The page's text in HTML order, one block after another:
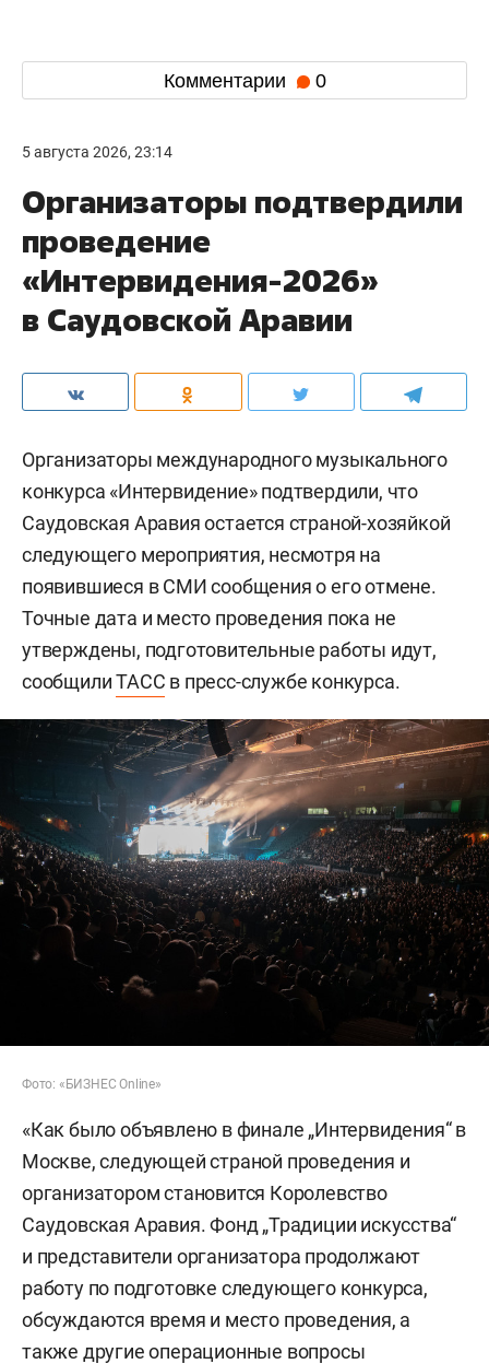
Комментарии 0
5 августа 2026, 23:14
Организаторы подтвердили
проведение
«Интервидения-2026»
в Саудовской Аравии
Организаторы международного музыкального
конкурса «Интервидение» подтвердили, что
Саудовская Аравия остается страной-хозяйкой
следующего мероприятия, несмотря на
появившиеся в СМИ сообщения о его отмене.
Точные дата и место проведения пока не
утверждены, подготовительные работы идут,
сообщилиТАСС в пресс-службе конкурса.
Фото: «БИЗНЕС Online»
«Как было объявлено в финале „Интервидения“ в
Москве, следующей страной проведения и
организатором становится Королевство
Саудовская Аравия. Фонд „Традиции искусства“
и представители организатора продолжают
работу по подготовке следующего конкурса,
обсуждаются время и место проведения, а
также другие операционные вопросы